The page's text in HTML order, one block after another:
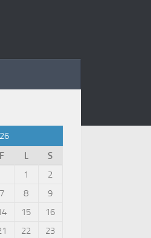
F L
S
1
2
7 8
9
15
16
22
23